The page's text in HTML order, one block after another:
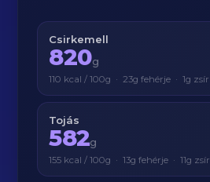
Csirkemell
820g
110 kcal / 100g · 23g fehérje · 1g zsír
Tojás
582g
155 kcal / 100g · 13g fehérje · 11g zsír